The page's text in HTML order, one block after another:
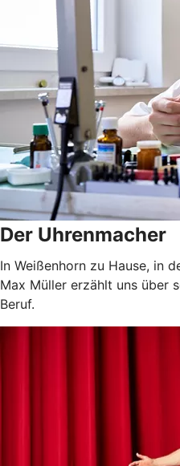
Der Uhrenmacher
In Weißenhorn zu Hause, in
Max Müller erzählt uns über
Beruf.